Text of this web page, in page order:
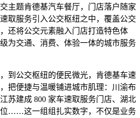
主题肯德基汽车餐厅，门店落户随家
取服务引入公交枢纽之中，覆盖公交
还将公交元素融入门店打造特色体
为交通、消费、体验一体的城市服务
到公交枢纽的便民微光，肯德基车速
把便捷与温暖铺进城市肌理：川渝布
苏建成 800 家车速取服务门店、湖北
位……这一组组扎实数字，不仅是业务